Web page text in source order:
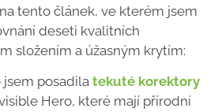
tento článek, ve kterém jsem
deseti kvalitních
složením a úžasným krytím:
jsem posadilatekuté korektory
Hero, které mají přírodní